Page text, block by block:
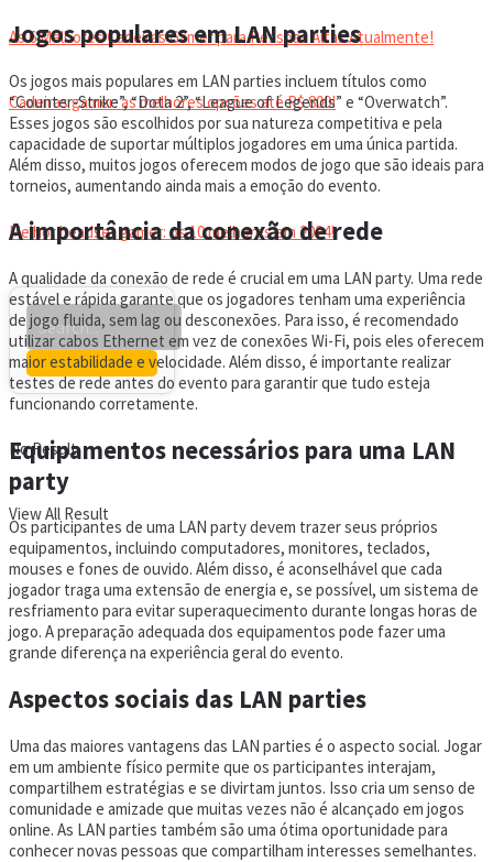
As 6 Melhores Cadeiras Gamer para Pessoas Altas Atualmente!
Cadeiras gamer: as melhores opções até R$ 800!
HEADSET
Melhor headset gamer: os 10 melhores em 2024!
No Result
View All Result
Jogos populares em LAN parties
Os jogos mais populares em LAN parties incluem títulos como
“Counter-Strike”, “Dota 2”, “League of Legends” e “Overwatch”.
Esses jogos são escolhidos por sua natureza competitiva e pela
capacidade de suportar múltiplos jogadores em uma única partida.
Além disso, muitos jogos oferecem modos de jogo que são ideais para
torneios, aumentando ainda mais a emoção do evento.
A importância da conexão de rede
A qualidade da conexão de rede é crucial em uma LAN party. Uma rede
estável e rápida garante que os jogadores tenham uma experiência
de jogo fluida, sem lag ou desconexões. Para isso, é recomendado
utilizar cabos Ethernet em vez de conexões Wi-Fi, pois eles oferecem
maior estabilidade e velocidade. Além disso, é importante realizar
testes de rede antes do evento para garantir que tudo esteja
funcionando corretamente.
Equipamentos necessários para uma LAN
party
Os participantes de uma LAN party devem trazer seus próprios
equipamentos, incluindo computadores, monitores, teclados,
mouses e fones de ouvido. Além disso, é aconselhável que cada
jogador traga uma extensão de energia e, se possível, um sistema de
resfriamento para evitar superaquecimento durante longas horas de
jogo. A preparação adequada dos equipamentos pode fazer uma
grande diferença na experiência geral do evento.
Aspectos sociais das LAN parties
Uma das maiores vantagens das LAN parties é o aspecto social. Jogar
em um ambiente físico permite que os participantes interajam,
compartilhem estratégias e se divirtam juntos. Isso cria um senso de
comunidade e amizade que muitas vezes não é alcançado em jogos
online. As LAN parties também são uma ótima oportunidade para
conhecer novas pessoas que compartilham interesses semelhantes.